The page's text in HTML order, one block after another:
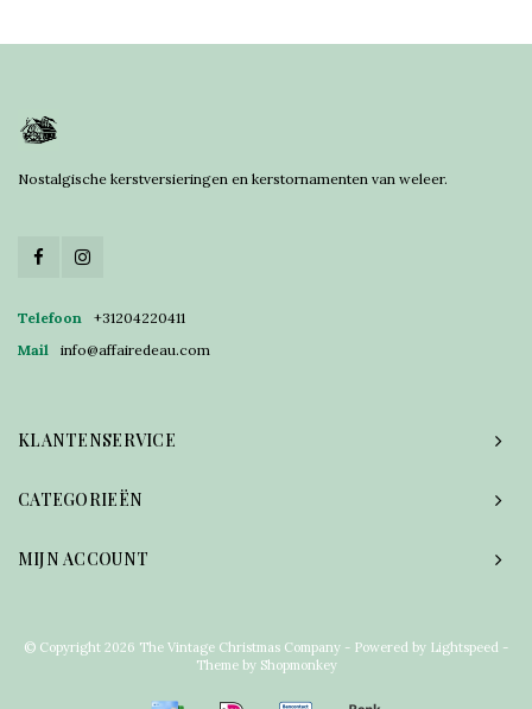
Nostalgische kerstversieringen en kerstornamenten van weleer.
Telefoon
+31204220411
Mail
info@affairedeau.com
KLANTENSERVICE
CATEGORIEËN
MIJN ACCOUNT
© Copyright 2026 The Vintage Christmas Company - Powered by Lightspeed -
Theme by Shopmonkey